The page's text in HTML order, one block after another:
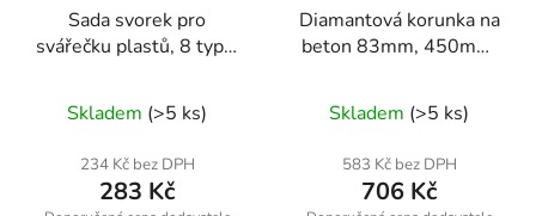
Sada svorek pro
svářečku plastů, 8 typů,
Skladem (>5 ks)
234 Kč bez DPH
283 Kč
Diamantová korunka na
beton 83mm, 450mm,
Skladem (>5 ks)
583 Kč bez DPH
706 Kč